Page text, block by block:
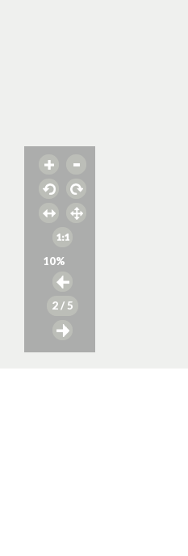
10%
2/ 5